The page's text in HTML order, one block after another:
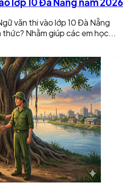
văn thi vào lớp 10 Đà Nẵng
Nhằm giúp các em học...